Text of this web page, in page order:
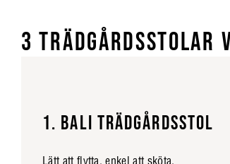
3 TRÄDGÅRDSSTOLAR
1. BALI TRÄDGÅRDSSTOL
Lätt att flytta, enkel att sköta.